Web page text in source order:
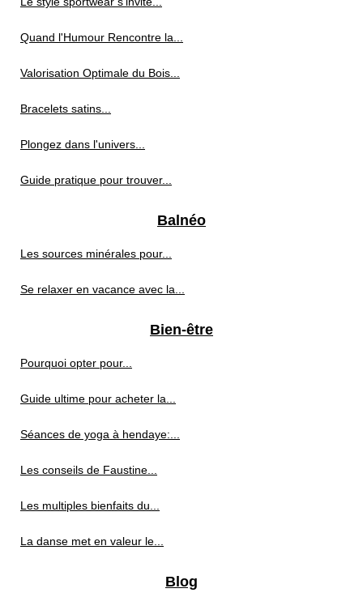
Quand l'Humour Rencontre la...
Valorisation Optimale du Bois...
Bracelets satins...
Plongez dans l'univers...
Guide pratique pour trouver...
Balnéo
Les sources minérales pour...
Se relaxer en vacance avec la...
Bien-être
Pourquoi opter pour...
Guide ultime pour acheter la...
Séances de yoga à hendaye:...
Les conseils de Faustine...
Les multiples bienfaits du...
La danse met en valeur le...
Blog